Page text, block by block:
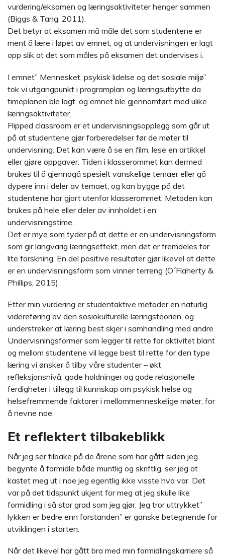
vurdering/eksamen og læringsaktiviteter henger sammen
(Biggs & Tang, 2011).
Det betyr at eksamen må måle det som studentene er
ment å lære i løpet av emnet, og at undervisningen er lagt
opp slik at det som måles på eksamen det undervises i.
I emnet” Mennesket, psykisk lidelse og det sosiale miljø”
tok vi utgangpunkt i programplan og læringsutbytte da
timeplanen ble lagt, og emnet ble gjennomført med ulike
læringsaktiviteter.
Flipped classroom er et undervisningsopplegg som går ut
på at studentene gjør forberedelser før de møter til
undervisning. Det kan være å se en film, lese en artikkel
eller gjøre oppgaver. Tiden i klasserommet kan dermed
brukes til å gjennogå spesielt vanskelige temaer eller gå
dypere inn i deler av temaet, og kan bygge på det
studentene har gjort utenfor klasserommet. Metoden kan
brukes på hele eller deler av innholdet i en
undervisningstime.
Det er mye som tyder på at dette er en undervisningsform
som gir langvarig læringseffekt, men det er fremdeles for
lite forskning. En del positive resultater gjør likevel at dette
er en undervisningsform som vinner terreng (O´Flaherty &
Phillips, 2015).
Etter min vurdering er studentaktive metoder en naturlig
videreføring av den sosiokulturelle læringsteorien, og
understreker at læring best skjer i samhandling med andre.
Undervisningsformer som legger til rette for aktivitet blant
og mellom studentene vil legge best til rette for den type
læring vi ønsker å tilby våre studenter – økt
refleksjonsnivå, gode holdninger og gode relasjonelle
ferdigheter i tillegg til kunnskap om psykisk helse og
helsefremmende faktorer i mellommenneskelige møter, for
å nevne noe.
Et reflektert tilbakeblikk
Når jeg ser tilbake på de årene som har gått siden jeg
begynte å formidle både muntlig og skriftlig, ser jeg at
kastet meg ut i noe jeg egentlig ikke visste hva var. Det
var på det tidspunkt ukjent for meg at jeg skulle like
formidling i så stor grad som jeg gjør. Jeg tror uttrykket”
lykken er bedre enn forstanden” er ganske betegnende for
utviklingen i starten.
Når det likevel har gått bra med min formidlingskarriere så